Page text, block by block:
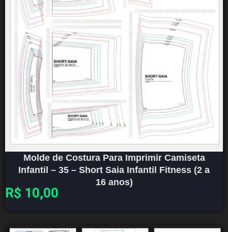
Molde de Costura Para Imprimir Camiseta
Infantil – 35 – Short Saia Infantil Fitness (2 a
16 anos)
R$ 10,00